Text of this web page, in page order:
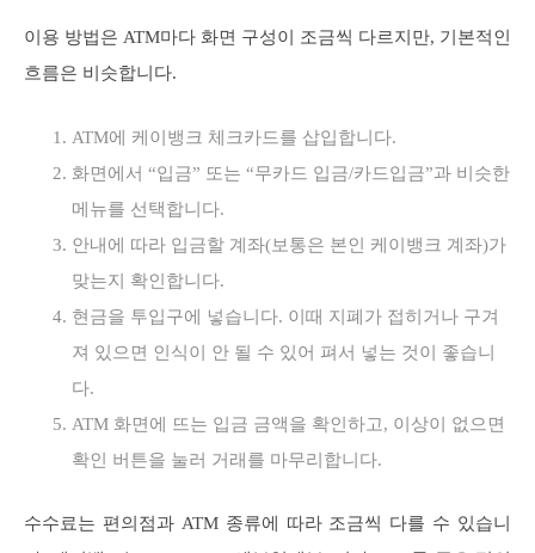
이용 방법은 ATM마다 화면 구성이 조금씩 다르지만, 기본적인
흐름은 비슷합니다.
ATM에 케이뱅크 체크카드를 삽입합니다.
화면에서 “입금” 또는 “무카드 입금/카드입금”과 비슷한
메뉴를 선택합니다.
안내에 따라 입금할 계좌(보통은 본인 케이뱅크 계좌)가
맞는지 확인합니다.
현금을 투입구에 넣습니다. 이때 지폐가 접히거나 구겨
져 있으면 인식이 안 될 수 있어 펴서 넣는 것이 좋습니
다.
ATM 화면에 뜨는 입금 금액을 확인하고, 이상이 없으면
확인 버튼을 눌러 거래를 마무리합니다.
수수료는 편의점과 ATM 종류에 따라 조금씩 다를 수 있습니